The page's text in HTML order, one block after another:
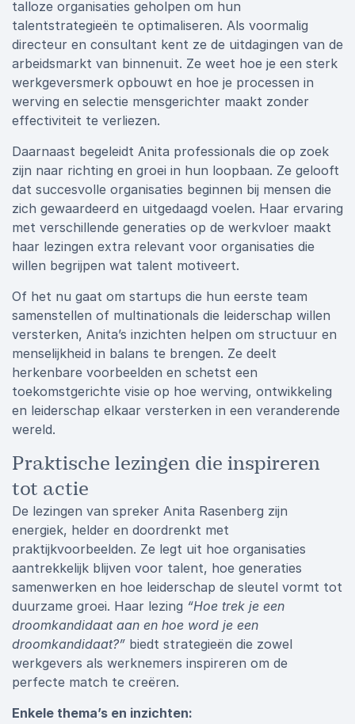
talloze organisaties geholpen om hun
talentstrategieën te optimaliseren. Als voormalig
directeur en consultant kent ze de uitdagingen van de
arbeidsmarkt van binnenuit. Ze weet hoe je een sterk
werkgeversmerk opbouwt en hoe je processen in
werving en selectie mensgerichter maakt zonder
effectiviteit te verliezen.
Daarnaast begeleidt Anita professionals die op zoek
zijn naar richting en groei in hun loopbaan. Ze gelooft
dat succesvolle organisaties beginnen bij mensen die
zich gewaardeerd en uitgedaagd voelen. Haar ervaring
met verschillende generaties op de werkvloer maakt
haar lezingen extra relevant voor organisaties die
willen begrijpen wat talent motiveert.
Of het nu gaat om startups die hun eerste team
samenstellen of multinationals die leiderschap willen
versterken, Anita’s inzichten helpen om structuur en
menselijkheid in balans te brengen. Ze deelt
herkenbare voorbeelden en schetst een
toekomstgerichte visie op hoe werving, ontwikkeling
en leiderschap elkaar versterken in een veranderende
wereld.
Praktische lezingen die inspireren
tot actie
De lezingen van spreker Anita Rasenberg zijn
energiek, helder en doordrenkt met
praktijkvoorbeelden. Ze legt uit hoe organisaties
aantrekkelijk blijven voor talent, hoe generaties
samenwerken en hoe leiderschap de sleutel vormt tot
duurzame groei. Haar lezing “Hoe trek je een
droomkandidaat aan en hoe word je een
droomkandidaat?” biedt strategieën die zowel
werkgevers als werknemers inspireren om de
perfecte match te creëren.
Enkele thema’s en inzichten: